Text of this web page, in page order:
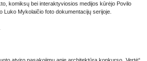
komiksų bei interaktyviosios medijos kūrėjo Povilo
Mykolaičio foto dokumentacijų serijoje.